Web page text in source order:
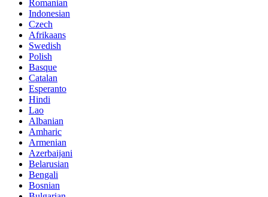
Romanian
Indonesian
Czech
Afrikaans
Swedish
Polish
Basque
Catalan
Esperanto
Hindi
Lao
Albanian
Amharic
Armenian
Azerbaijani
Belarusian
Bengali
Bosnian